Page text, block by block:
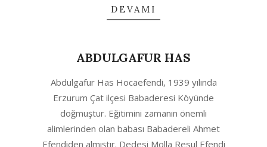
DEVAMI
ABDULGAFUR HAS
Abdulgafur Has Hocaefendi, 1939 yılında
Erzurum Çat ilçesi Babaderesi Köyünde
doğmuştur. Eğitimini zamanın önemli
alimlerinden olan babası Babadereli Ahmet
Efendiden almıştır. Dedesi Molla Resul Efendi